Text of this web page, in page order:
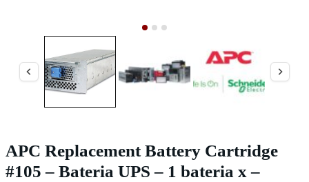
APC Replacement Battery Cartridge
#105 – Bateria UPS – 1 bateria x –